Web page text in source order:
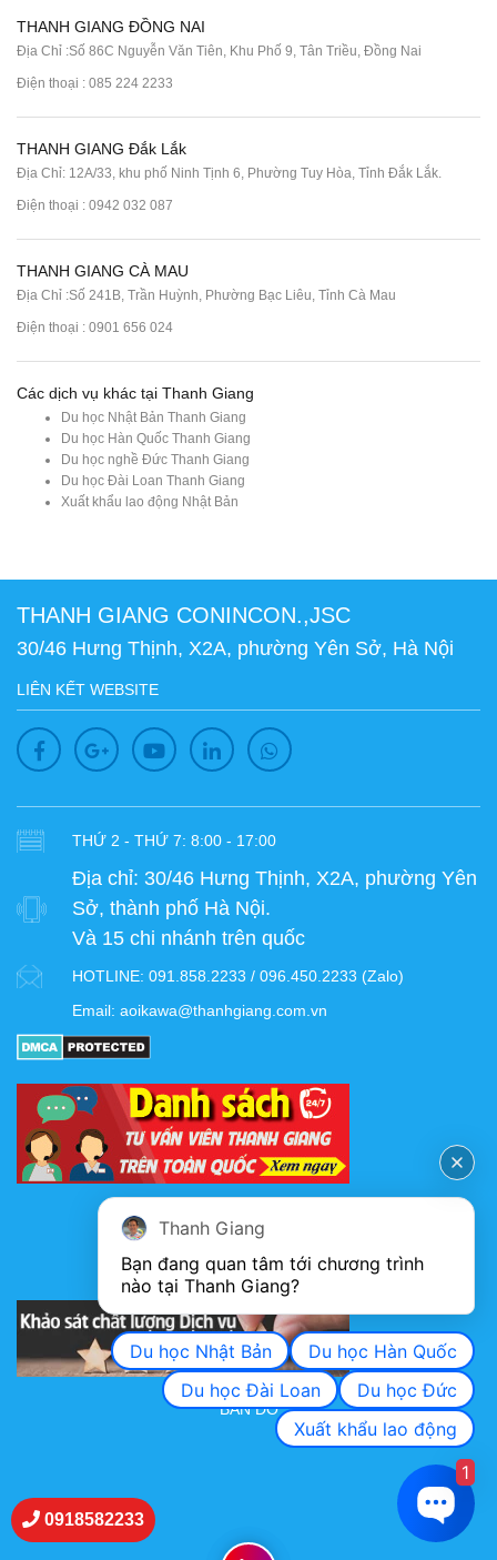
THANH GIANG ĐỒNG NAI
Địa Chỉ :Số 86C Nguyễn Văn Tiên, Khu Phố 9, Tân Triều, Đồng Nai
Điện thoại : 085 224 2233
THANH GIANG Đắk Lắk
Địa Chỉ: 12A/33, khu phố Ninh Tịnh 6, Phường Tuy Hòa, Tỉnh Đắk Lắk.
Điện thoại : 0942 032 087
THANH GIANG CÀ MAU
Địa Chỉ :Số 241B, Trần Huỳnh, Phường Bạc Liêu, Tỉnh Cà Mau
Điện thoại : 0901 656 024
Các dịch vụ khác tại Thanh Giang
Du học Nhật Bản Thanh Giang
Du học Hàn Quốc Thanh Giang
Du học nghề Đức Thanh Giang
Du học Đài Loan Thanh Giang
Xuất khẩu lao động Nhật Bản
THANH GIANG CONINCON.,JSC
30/46 Hưng Thịnh, X2A, phường Yên Sở, Hà Nội
LIÊN KẾT WEBSITE
THỨ 2 - THỨ 7: 8:00 - 17:00
Địa chỉ: 30/46 Hưng Thịnh, X2A, phường Yên
Sở, thành phố Hà Nội.
Và 15 chi nhánh trên quốc
HOTLINE: 091.858.2233 / 096.450.2233 (Zalo)
Email: aoikawa@thanhgiang.com.vn
KHẢO SÁT CHẤT LƯỢNG DỊCH VỤ
BẢN ĐỒ
0918582233
Thanh Giang
Bạn đang quan tâm tới chương trình
nào tại Thanh Giang?
Du học Nhật Bản
Du học Hàn Quốc
Du học Đài Loan
Du học Đức
Xuất khẩu lao động
1